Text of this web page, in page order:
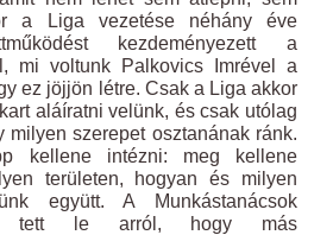
a Liga vezetése néhány éve
kezdeményezett a
mi voltunk Palkovics Imrével a
ez jöjjön létre. Csak a Liga akkor
aláíratni velünk, és csak utólag
milyen szerepet osztanának ránk.
kellene intézni: meg kellene
területen, hogyan és milyen
együtt. A Munkástanácsok
tett le arról, hogy más